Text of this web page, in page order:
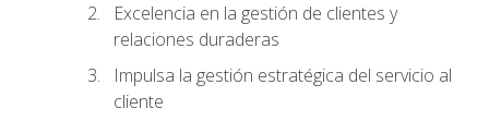
Excelencia en la gestión de clientes y
relaciones duraderas
Impulsa la gestión estratégica del servicio al
cliente